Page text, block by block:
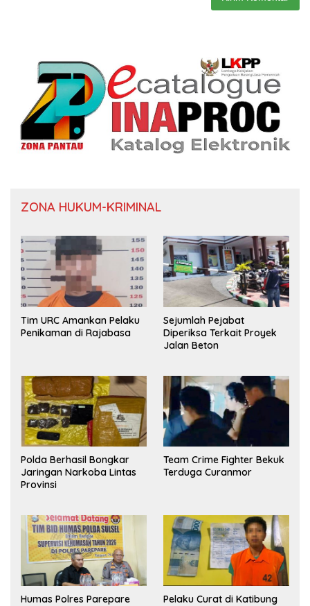
ZONA HUKUM-KRIMINAL
Tim URC Amankan Pelaku
Penikaman di Rajabasa
Sejumlah Pejabat
Diperiksa Terkait Proyek
Jalan Beton
Polda Berhasil Bongkar
Jaringan Narkoba Lintas
Provinsi
Team Crime Fighter Bekuk
Terduga Curanmor
Humas Polres Parepare
Pelaku Curat di Katibung